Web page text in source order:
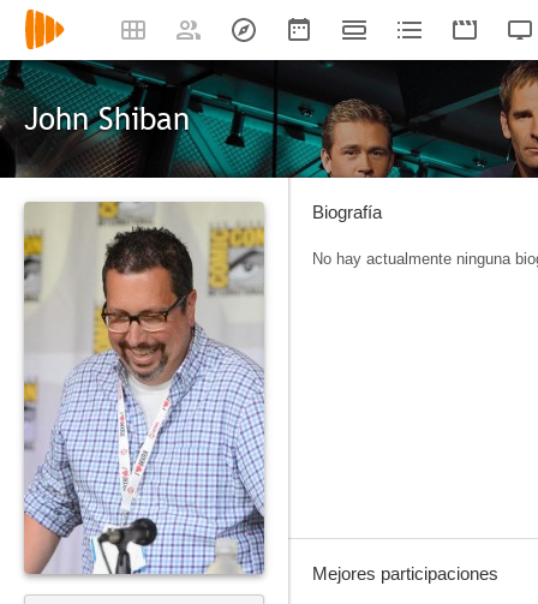
John Shiban
Biografía
No hay actualmente ninguna
Mejores participaciones